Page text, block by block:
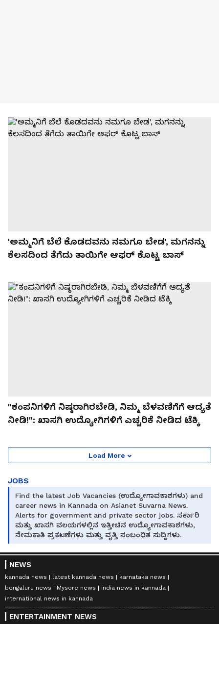
'ಅಮ್ಮನಿಗೆ ಬೆಲೆ ಕೊಡದವನು ನಮಗೂ ಬೇಡ', ಮಗನನ್ನು
ಕೆಲಸದಿಂದ ತೆಗೆದು ತಾಯಿಗೇ ಆಫರ್ ಕೊಟ್ಟ ಬಾಸ್
"ಕಂಪನಿಗಳಿಗೆ ನಿಷ್ಠರಾಗಿರಬೇಡಿ, ನಿಮ್ಮ ಬೆಳವಣಿಗೆಗೆ ಆದ್ಯತೆ
ನೀಡಿ!": ಖಾಸಗಿ ಉದ್ಯೋಗಿಗಳಿಗೆ ಎಚ್ಚರಿಕೆ ನೀಡಿದ ಟೆಕ್ಕಿ
Load More
JOBS
Find the latest Job Vacancies (ಉದ್ಯೋಗಾವಕಾಶಗಳು) and
career news in Kannada on Asianet Suvarna News.
Alerts for government and private sector jobs. ಸರ್ಕಾರಿ
ಮತ್ತು ಖಾಸಗಿ ವಲಯಗಳಲ್ಲಿನ ಇತ್ತೀಚಿನ ಉದ್ಯೋಗಾವಕಾಶಗಳು,
ನೇಮಕಾತಿ ಪ್ರಕಟಣೆಗಳು ಮತ್ತು ವೃತ್ತಿ ಸಂಬಂಧಿತ ಸುದ್ದಿಗಳು.
NEWS
kannada news latest kannada news
karnataka news
bengaluru news
Mysore news
india news in kannada
international news in kannada
ENTERTAINMENT NEWS